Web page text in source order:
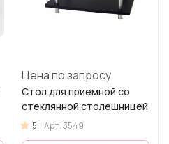
Цена по запросу
Стол для приемной со
стеклянной столешницей
5 Арт.3549